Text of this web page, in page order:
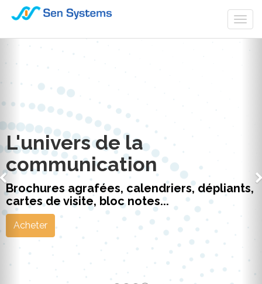
L'univers de la
communication
Brochures agrafées, calendriers, dépliants,
cartes de visite, bloc notes...
Acheter